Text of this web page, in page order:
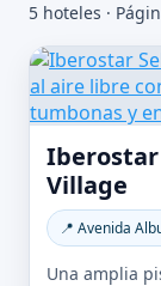
5 hoteles ·
Iberostar
Village
📍 Avenida
Una amplia